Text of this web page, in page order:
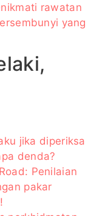
rawatan
yang
jika diperiksa
denda?
Penilaian
pakar